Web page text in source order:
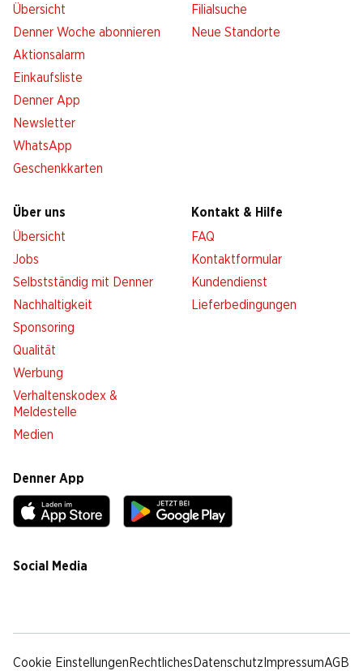
Übersicht
Denner Woche abonnieren
Aktionsalarm
Einkaufsliste
Denner App
Newsletter
WhatsApp
Geschenkkarten
Filialsuche
Neue Standorte
Über uns
Übersicht
Jobs
Selbstständig mit Denner
Nachhaltigkeit
Sponsoring
Qualität
Werbung
Verhaltenskodex &
Meldestelle
Medien
Kontakt & Hilfe
FAQ
Kontaktformular
Kundendienst
Lieferbedingungen
Denner App
Social Media
Cookie Einstellungen Rechtliches Datenschutz ImpressumAGB